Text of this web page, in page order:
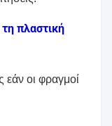
πλαστική
οι φραγμοί